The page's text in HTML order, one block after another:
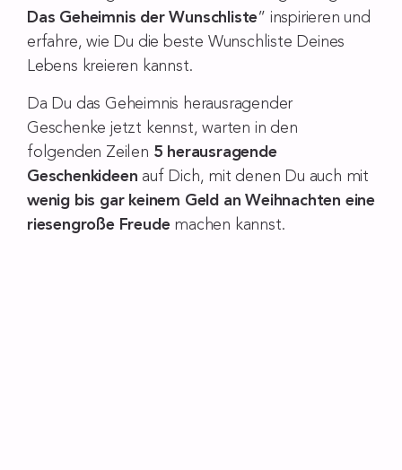
Das Geheimnis der Wunschliste” inspirieren und
erfahre, wie Du die beste Wunschliste Deines
Lebens kreieren kannst.
Da Du das Geheimnis herausragender
Geschenke jetzt kennst, warten in den
folgenden Zeilen 5 herausragende
Geschenkideen auf Dich, mit denen Du auch mit
wenig bis gar keinem Geld an Weihnachten eine
riesengroße Freudemachen kannst.